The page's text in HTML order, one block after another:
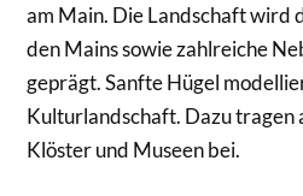
am Main. Die Landschaft wird
den Mains sowie zahlreiche
geprägt. Sanfte Hügel
Kulturlandschaft. Dazu tragen
Klöster und Museen bei.